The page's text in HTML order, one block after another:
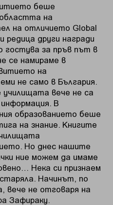
беше
на
на отличието Global
редица други награди
гостува за пръв път в
се намираме в
на
не само в България.
училищата вече не са
В
образованието беше
на знание. Книгите
Но днес нашите
ние можем да имаме
Нека си признаем
Начинът, по
вече не отговаря на
Зафираку.